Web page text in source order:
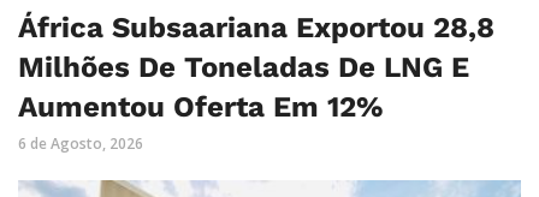
África Subsaariana Exportou 28,8
Milhões De Toneladas De LNG E
Aumentou Oferta Em 12%
6 de Agosto, 2026